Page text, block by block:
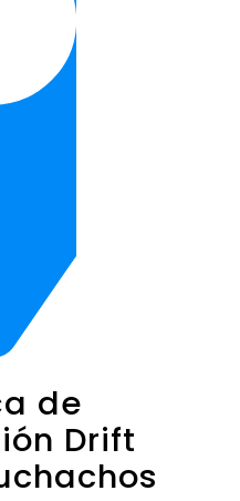
de
Drift